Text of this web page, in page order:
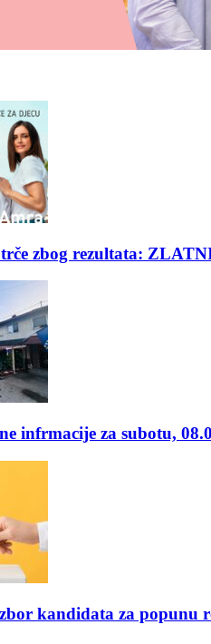
trče zbog rezultata:
infrmacije za subotu,
kandidata za popunu